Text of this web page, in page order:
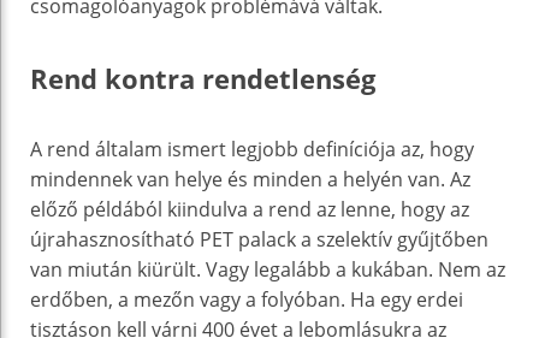
csomagolóanyagok problémává váltak.
Rend kontra rendetlenség
A rend általam ismert legjobb definíciója az, hogy
mindennek van helye és minden a helyén van. Az
előző példából kiindulva a rend az lenne, hogy az
újrahasznosítható PET palack a szelektív gyűjtőben
van miután kiürült. Vagy legalább a kukában. Nem az
erdőben, a mezőn vagy a folyóban. Ha egy erdei
tisztáson kell várni 400 évet a lebomlásukra az